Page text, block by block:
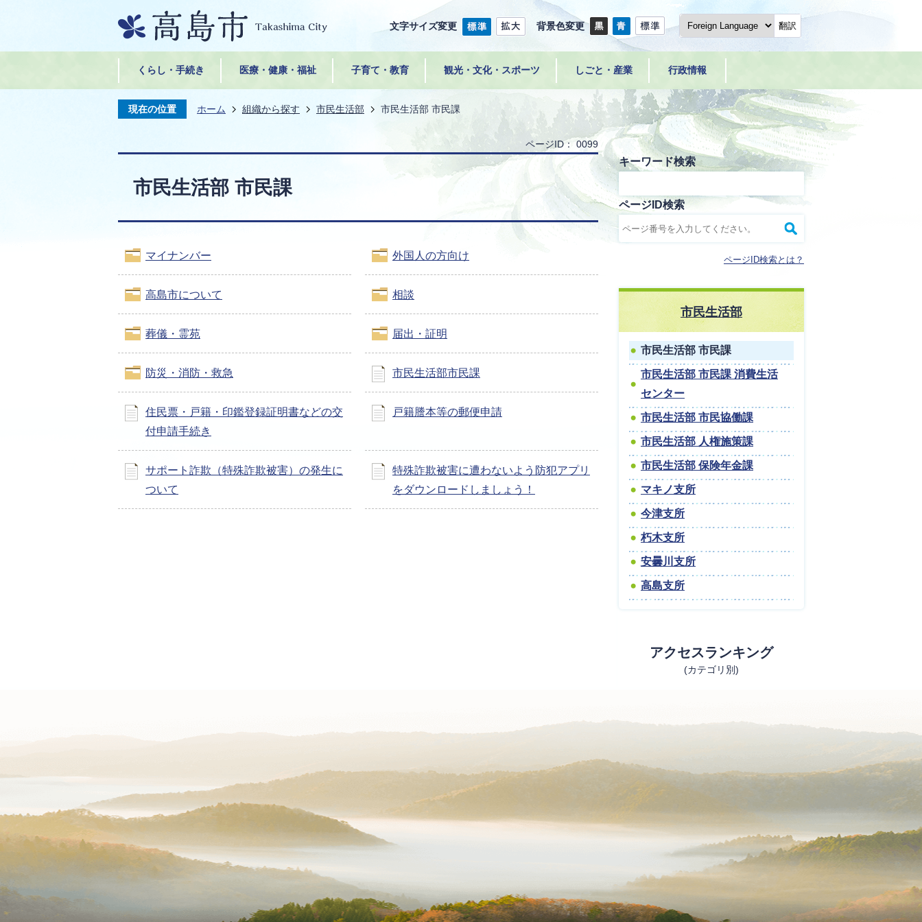
文字サイズ変更 背景色変更 翻訳
くらし・手続き 医療・健康・福祉 子育て・教育 観光・文化・スポーツ しごと・産業 行政情報
現在の位置 ホーム 組織から探す 市民生活部 市民生活部 市民課
ページID： 0099
市民生活部 市民課
マイナンバー 外国人の方向け
高島市について 相談
葬儀・霊苑 届出・証明
防災・消防・救急 市民生活部市民課
住民票・戸籍・印鑑登録証明書などの交
付申請手続き
戸籍謄本等の郵便申請
サポート詐欺（特殊詐欺被害）の発生に
ついて
特殊詐欺被害に遭わないよう防犯アプリ
をダウンロードしましょう！
キーワード検索
ページID検索
ページID検索とは？
市民生活部
市民生活部 市民課
市民生活部 市民課 消費生活
センター
市民生活部 市民協働課
市民生活部 人権施策課
市民生活部 保険年金課
マキノ支所
今津支所
朽木支所
安曇川支所
高島支所
アクセスランキング
(カテゴリ別)